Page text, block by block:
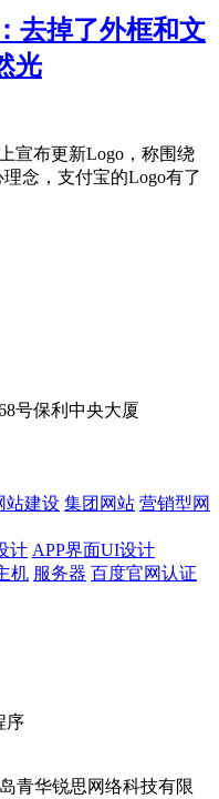
去掉了外框和文
光
宣布更新Logo，称围绕
念，支付宝的Logo有了
号保利中央大厦
站建设 集团网站 营销型网
计 APP界面UI设计
机 服务器 百度官网认证
青华锐思网络科技有限